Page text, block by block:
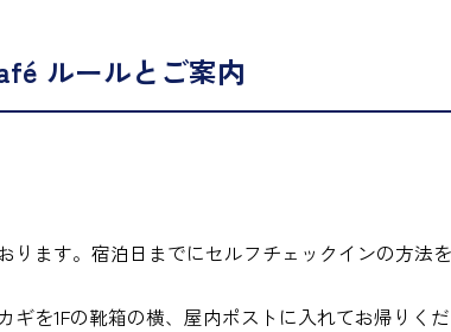
ルールとご案内
ります。宿泊日までにセルフチェックインの方法
を1Fの靴箱の横、屋内ポストに入れてお帰りく